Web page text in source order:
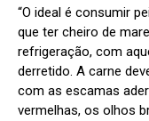
“O ideal é consumir
que ter cheiro de
refrigeração, com
derretido. A carne
com as escamas
vermelhas, os olhos